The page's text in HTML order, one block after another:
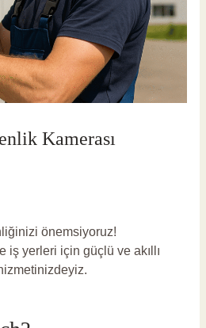
Kamerası
önemsiyoruz!
iş yerleri için güçlü ve akıllı